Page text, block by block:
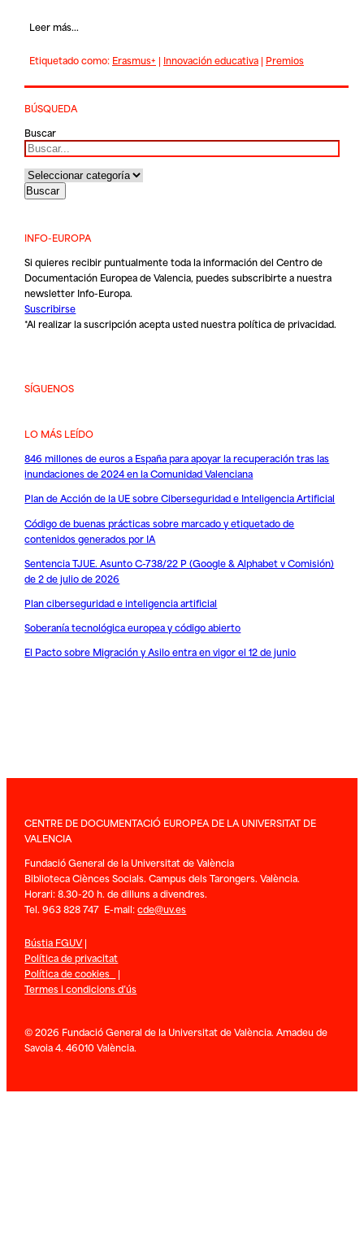
Leer más...
Etiquetado como: Erasmus+ | Innovación educativa| Premios
BÚSQUEDA
Buscar
INFO-EUROPA
Si quieres recibir puntualmente toda la información del Centro de
Documentación Europea de Valencia, puedes subscribirte a nuestra
newsletter Info-Europa.
Suscribirse
*Al realizar la suscripción acepta usted nuestrapolítica de privacidad.
SÍGUENOS
LO MÁS LEÍDO
846 millones de euros a España para apoyar la recuperación tras las
inundaciones de 2024 en la Comunidad Valenciana
Plan de Acción de la UE sobre Ciberseguridad e Inteligencia Artificial
Código de buenas prácticas sobre marcado y etiquetado de
contenidos generados por IA
Sentencia TJUE. Asunto C-738/22 P (Google & Alphabet v Comisión)
de 2 de julio de 2026
Plan ciberseguridad e inteligencia artificial
Soberanía tecnológica europea y código abierto
El Pacto sobre Migración y Asilo entra en vigor el 12 de junio
CENTRE DE DOCUMENTACIÓ EUROPEA DE LA UNIVERSITAT DE
VALENCIA
Fundació General de la Universitat de València
Biblioteca Ciènces Socials. Campus dels Tarongers. València.
Horari: 8.30-20 h. de dilluns a divendres.
Tel. 963 828 747 E-mail:cde@uv.es
Bústia FGUV|
Política de privacitat
Política de cookies |
Termes i condicions d’ús
© 2026 Fundació General de la Universitat de València. Amadeu de
Savoia 4. 46010 València.